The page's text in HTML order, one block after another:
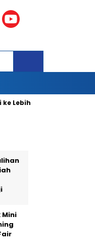
dari 150 Media Online
Mini